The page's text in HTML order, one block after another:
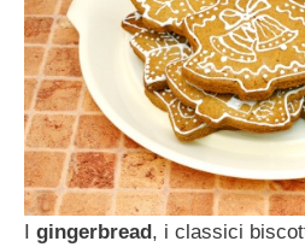
gingerbread , i classici